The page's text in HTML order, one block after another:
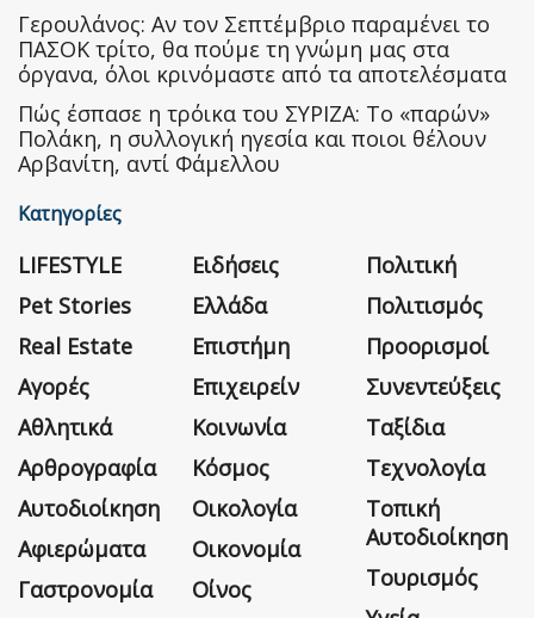
Γερουλάνος: Αν τον Σεπτέμβριο παραμένει το
ΠΑΣΟΚ τρίτο, θα πούμε τη γνώμη μας στα
όργανα, όλοι κρινόμαστε από τα αποτελέσματα
Πώς έσπασε η τρόικα του ΣΥΡΙΖΑ: Το «παρών»
Πολάκη, η συλλογική ηγεσία και ποιοι θέλουν
Αρβανίτη, αντί Φάμελλου
Κατηγορίες
LIFESTYLE
Pet Stories
Real Estate
Αγορές
Αθλητικά
Αρθρογραφία
Αυτοδιοίκηση
Αφιερώματα
Γαστρονομία
Ειδήσεις
Ελλάδα
Επιστήμη
Επιχειρείν
Κοινωνία
Κόσμος
Οικολογία
Οικονομία
Οίνος
Πολιτική
Πολιτισμός
Προορισμοί
Συνεντεύξεις
Ταξίδια
Τεχνολογία
Τοπική
Αυτοδιοίκηση
Τουρισμός